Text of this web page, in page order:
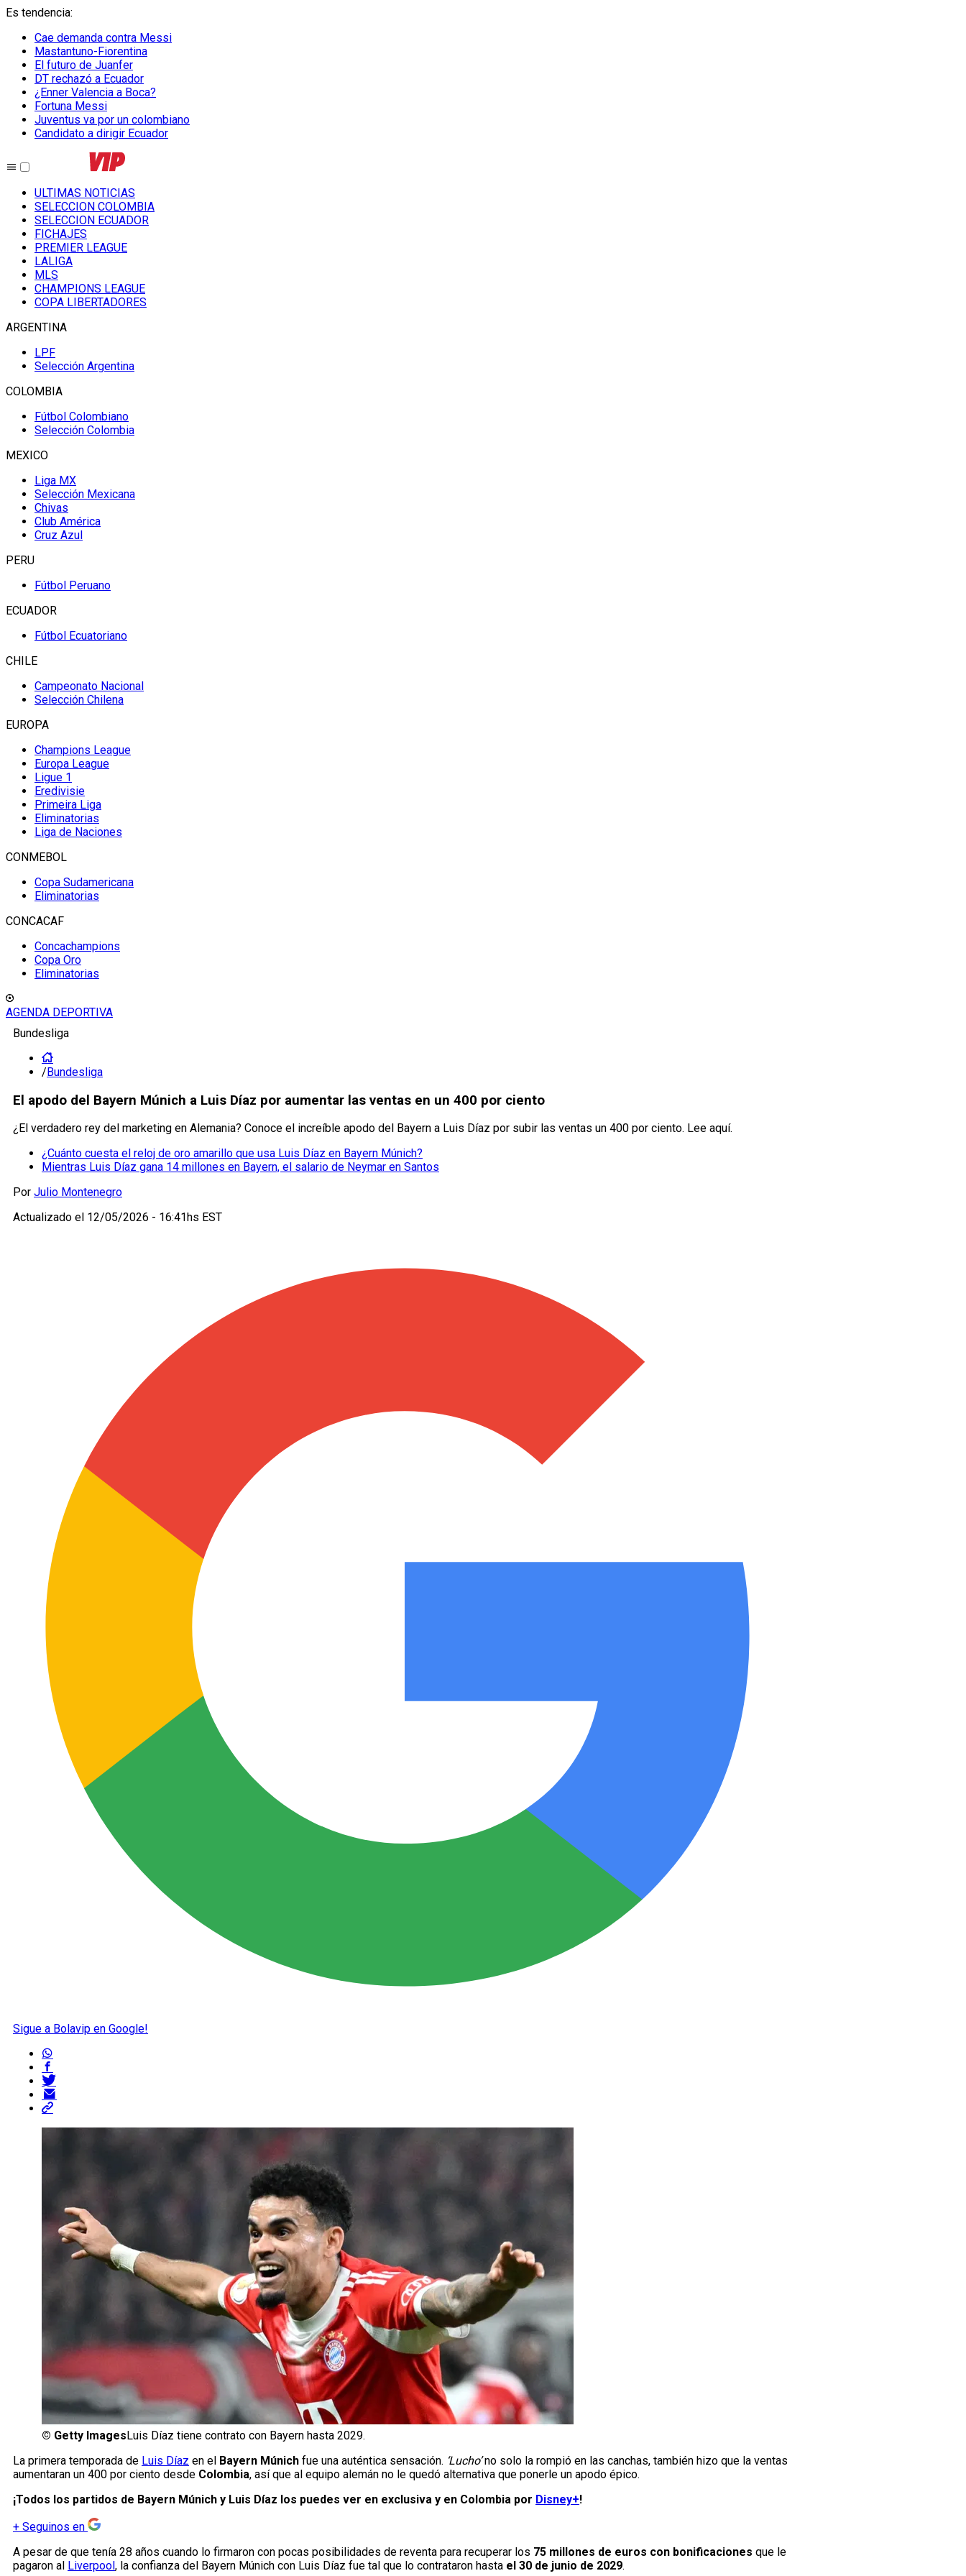
Es tendencia:
Cae demanda contra Messi
Mastantuno-Fiorentina
El futuro de Juanfer
DT rechazó a Ecuador
¿Enner Valencia a Boca?
Fortuna Messi
Juventus va por un colombiano
Candidato a dirigir Ecuador
ULTIMAS NOTICIAS
SELECCION COLOMBIA
SELECCION ECUADOR
FICHAJES
PREMIER LEAGUE
LALIGA
MLS
CHAMPIONS LEAGUE
COPA LIBERTADORES
ARGENTINA
LPF
Selección Argentina
COLOMBIA
Fútbol Colombiano
Selección Colombia
MEXICO
Liga MX
Selección Mexicana
Chivas
Club América
Cruz Azul
PERU
Fútbol Peruano
ECUADOR
Fútbol Ecuatoriano
CHILE
Campeonato Nacional
Selección Chilena
EUROPA
Champions League
Europa League
Ligue 1
Eredivisie
Primeira Liga
Eliminatorias
Liga de Naciones
CONMEBOL
Copa Sudamericana
Eliminatorias
CONCACAF
Concachampions
Copa Oro
Eliminatorias
AGENDA DEPORTIVA
Bundesliga
/Bundesliga
El apodo del Bayern Múnich a Luis Díaz por aumentar las ventas en un 400 por ciento
¿El verdadero rey del marketing en Alemania? Conoce el increíble apodo del Bayern a Luis Díaz por subir las ventas un 400 por ciento. Lee aquí.
¿Cuánto cuesta el reloj de oro amarillo que usa Luis Díaz en Bayern Múnich?
Mientras Luis Díaz gana 14 millones en Bayern, el salario de Neymar en Santos
Por Julio Montenegro
Actualizado el 12/05/2026 - 16:41hs EST
Sigue a Bolavip en Google!
© Getty Images Luis Díaz tiene contrato con Bayern hasta 2029.
La primera temporada de Luis Díaz en el Bayern Múnich fue una auténtica sensación. ‘Lucho’no solo la rompió en las canchas, también hizo que la ventas
aumentaran un 400 por ciento desde Colombia, así que al equipo alemán no le quedó alternativa que ponerle un apodo épico.
¡Todos los partidos de Bayern Múnich y Luis Díaz los puedes ver en exclusiva y en Colombia por Disney+!
+ Seguinos en
A pesar de que tenía 28 años cuando lo firmaron con pocas posibilidades de reventa para recuperar los 75 millones de euros con bonificaciones que le
pagaron al Liverpool , la confianza del Bayern Múnich con Luis Díaz fue tal que lo contrataron hasta el 30 de junio de 2029.